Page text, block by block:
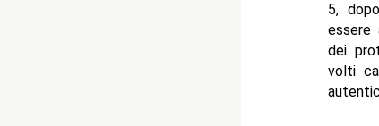
5,
essere
dei
volti